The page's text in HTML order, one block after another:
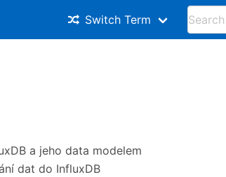
Switch Term
a jeho data modelem
dat do InfluxDB